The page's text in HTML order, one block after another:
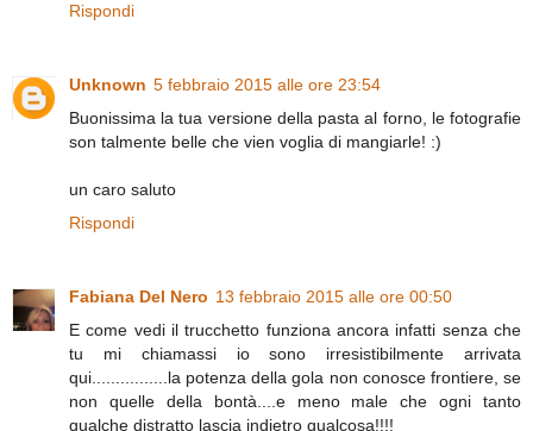
Rispondi
Unknown 5 febbraio 2015 alle ore 23:54
Buonissima la tua versione della pasta al forno, le fotografie
son talmente belle che vien voglia di mangiarle! :)
un caro saluto
Rispondi
Fabiana Del Nero 13 febbraio 2015 alle ore 00:50
E come vedi il trucchetto funziona ancora infatti senza che
tu mi chiamassi io sono irresistibilmente arrivata
qui................la potenza della gola non conosce frontiere, se
non quelle della bontà....e meno male che ogni tanto
qualche distratto lascia indietro qualcosa!!!!